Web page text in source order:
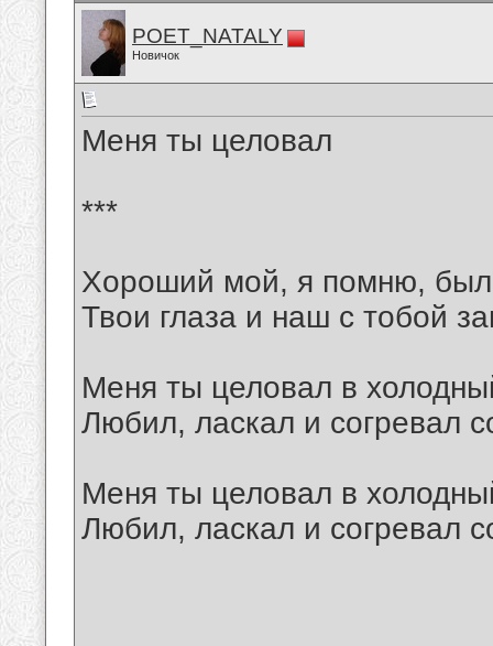
POET_NATALY
Новичок
Меня ты целовал
***
Хороший мой, я помню,
Твои глаза и наш с тобой
Меня ты целовал в
Любил, ласкал и согревал
Меня ты целовал в
Любил, ласкал и согревал